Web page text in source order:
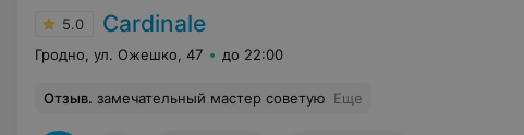
5.0 Cardinale
Гродно, ул. Ожешко, 47 до 22:00
Отзыв. замечательный мастер советую Еще